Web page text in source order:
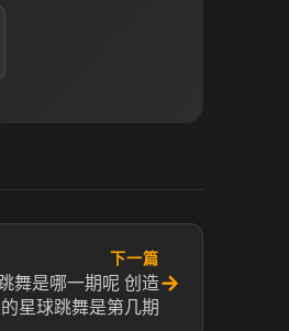
下一篇
舞是哪一期呢 创造
星球跳舞是第几期
→